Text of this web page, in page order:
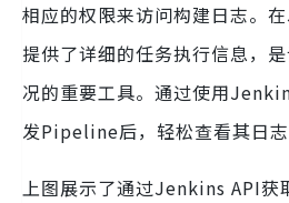
相应的权限来访问构建日志。
提供了详细的任务执行信息，
况的重要工具。通过使用
发Pipeline后，轻松查看其日志
上图展示了通过Jenkins API获